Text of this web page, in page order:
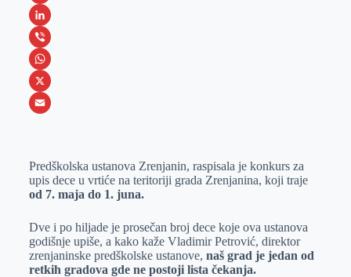
a
c
e
b
o
M
e
s
s
e
e
r
L
i
n
k
I
n
V
i
b
W
h
s
A
p
X
a
i
Predškolska ustanova Zrenjanin, raspisala je konkurs za
upis dece u vrtiće na teritoriji grada Zrenjanina, koji traje
od 7. maja do 1. juna.
Dve i po hiljade je prosečan broj dece koje ova ustanova
godišnje upiše, a kako kaže Vladimir Petrović, direktor
zrenjaninske predškolske ustanove, naš grad je jedan od
retkih gradova gde ne postoji lista čekanja.